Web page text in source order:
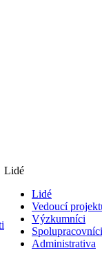
Lidé
Lidé
Vedoucí
Výzkumníci
Spolupracovníci
Administrativa